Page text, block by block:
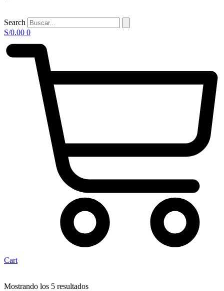
Search
S/0.00 0
Cart
Mostrando los 5 resultados